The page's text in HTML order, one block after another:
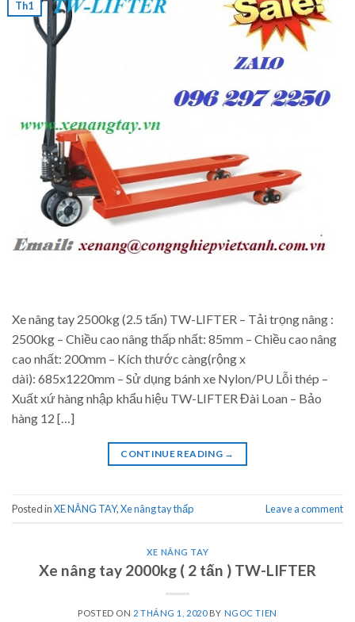
Th1
Xe nâng tay 2500kg (2.5 tấn) TW-LIFTER – Tải trọng nâng :
2500kg – Chiều cao nâng thấp nhất: 85mm – Chiều cao nâng
cao nhất: 200mm – Kích thước càng(rộng x
dài): 685x1220mm – Sử dụng bánh xe Nylon/PU Lỗi thép –
Xuất xứ hàng nhập khẩu hiệu TW-LIFTER Đài Loan – Bảo
hàng 12 […]
CONTINUE READING →
Posted inXE NÂNG TAY,Xe nâng tay thấp Leave a comment
XE NÂNG TAY
Xe nâng tay 2000kg ( 2 tấn ) TW-LIFTER
POSTED ON 2 THÁNG 1, 2020BY NGOC TIEN